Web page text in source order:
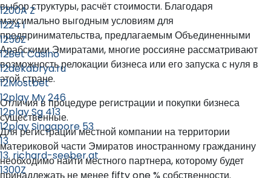
выбор структуры, расчёт стоимости. Благодаря
максимально выгодным условиям для
предпринимательства, предлагаемым Объединенными
Арабскими Эмиратами, многие россияне рассматривают
возможность релокации бизнеса или его запуска с нуля в
этой стране.
Отличия в процедуре регистрации и покупки бизнеса
существенные.
Для регистрации местной компании на территории
материковой части Эмиратов иностранному гражданину
необходимо найти местного партнера, которому будет
1200A Z
1224 i
1250Z
12Bet Casino
12dekabrya.ru
12Mostbet
12play My 246
12play Sg 413
12play Singapore 53
13
13. richard-seeber.at
1300Z